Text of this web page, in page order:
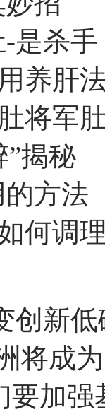
是杀手
养肝
将军
”揭秘
方法
何调
创新低
将成
要加